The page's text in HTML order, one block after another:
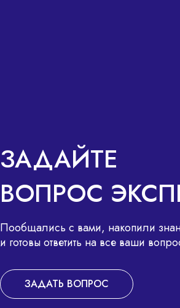
ЗАДАЙТЕ
ВОПРОС
Пообщались с вами, накопили
и готовы ответить на все ваши
ЗАДАТЬ ВОПРОС